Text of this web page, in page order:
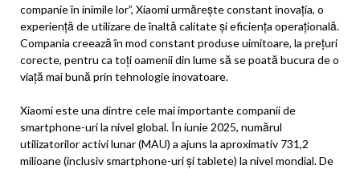
companie în inimile lor”, Xiaomi urmărește constant inovația, o
experiență de utilizare de înaltă calitate și eficiența operațională.
Compania creează în mod constant produse uimitoare, la prețuri
corecte, pentru ca toți oamenii din lume să se poată bucura de o
viață mai bună prin tehnologie inovatoare.
Xiaomi este una dintre cele mai importante companii de
smartphone-uri la nivel global. În iunie 2025, numărul
utilizatorilor activi lunar (MAU) a ajuns la aproximativ 731,2
milioane (inclusiv smartphone-uri și tablete) la nivel mondial. De